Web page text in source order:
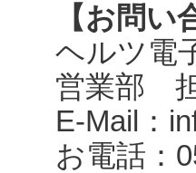
【お問い
ヘルツ電
営業部
E-Mail：
お電話：